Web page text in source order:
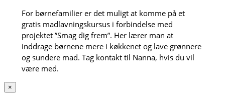
For børnefamilier er det muligt at komme på et
gratis madlavningskursus i forbindelse med
projektet ”Smag dig frem”. Her lærer man at
inddrage børnene mere i køkkenet og lave grønnere
og sundere mad. Tag kontakt til Nanna, hvis du vil
være med.
×